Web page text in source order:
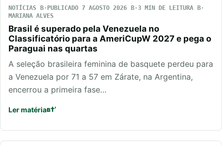
NOTÍCIAS PUBLICADO 7 AGOSTO 2026
3 MIN DE LEITURA
MARIANA ALVES
Brasil é superado pela Venezuela no
Classificatório para a AmeriCupW 2027 e pega o
Paraguai nas quartas
A seleção brasileira feminina de basquete perdeu para
a Venezuela por 71 a 57 em Zárate, na Argentina,
encerrou a primeira fase…
Ler matéria